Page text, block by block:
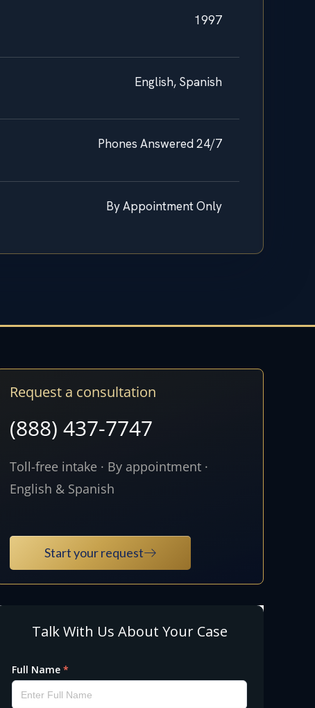
1997
English, Spanish
Phones Answered 24/7
By Appointment Only
Request a consultation
(888) 437-7747
Toll-free intake · By appointment ·
English & Spanish
Start your request